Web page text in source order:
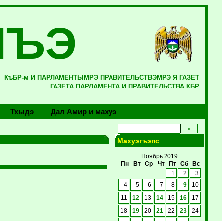
КъБР-м И ПАРЛАМЕНТЫМРЭ ПРАВИТЕЛЬСТВЭМРЭ Я ГАЗЕТ
ГАЗЕТА ПАРЛАМЕНТА И ПРАВИТЕЛЬСТВА КБР
Тхыдэ Дал Амир и махуэ
Махуэгъэпс
Ноябрь 2019
Пн
Вт Ср Чт Пт Сб Вс
1 2
3
4
5 6 7 8 9 10
11 12 13 14 15 16 17
18 19 20 21 22 23 24